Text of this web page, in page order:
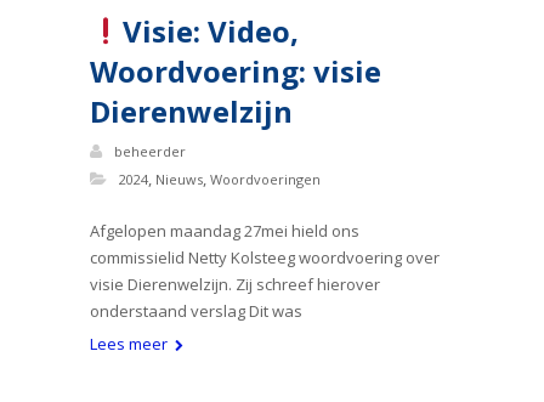
Visie: Video,
Woordvoering: visie
Dierenwelzijn
beheerder
2024, Nieuws, Woordvoeringen
Afgelopen maandag 27mei hield ons
commissielid Netty Kolsteeg woordvoering over
visie Dierenwelzijn. Zij schreef hierover
onderstaand verslag Dit was
Lees meer